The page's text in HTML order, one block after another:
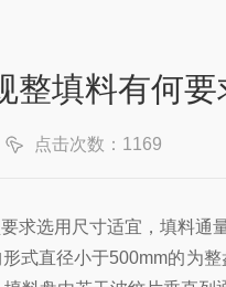
整填料有何要
点击次数：1169
求选用尺寸适宜，填料通
直径小于500mm的为整